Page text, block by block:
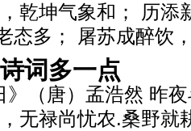
乾坤气象和； 历添
态多； 屠苏成醉饮
词多一点
》（唐）孟浩然 昨
无禄尚忧农.桑野就